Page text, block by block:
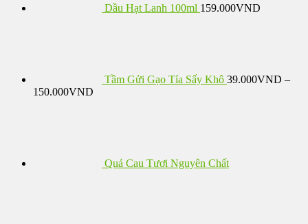
Dầu Hạt Lanh 100ml 159.000VND
Tầm Gửi Gạo Tía Sấy Khô 39.000VND –
150.000VND
Quả Cau Tươi Nguyên Chất